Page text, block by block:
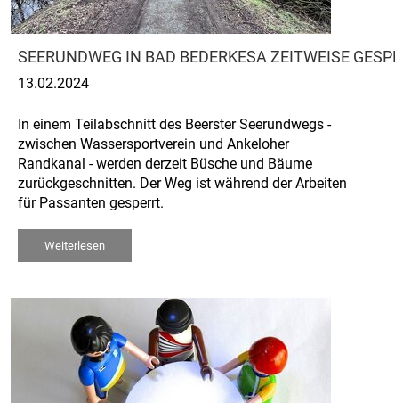
SEERUNDWEG IN BAD BEDERKESA ZEITWEISE
13.02.2024
In einem Teilabschnitt des Beerster Seerundwegs -
zwischen Wassersportverein und Ankeloher
Randkanal - werden derzeit Büsche und Bäume
zurückgeschnitten. Der Weg ist während der Arbeiten
für Passanten gesperrt.
Weiterlesen